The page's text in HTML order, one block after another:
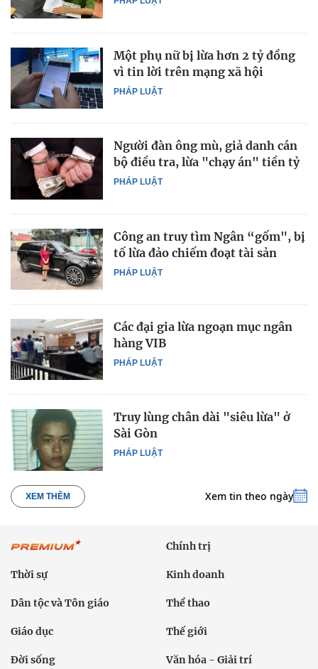
PHÁP LUẬT
Một phụ nữ bị lừa hơn 2 tỷ đồng
vì tin lời trên mạng xã hội
PHÁP LUẬT
Người đàn ông mù, giả danh cán
bộ điều tra, lừa "chạy án" tiền tỷ
PHÁP LUẬT
Công an truy tìm Ngân “gốm", bị
tố lừa đảo chiếm đoạt tài sản
PHÁP LUẬT
Các đại gia lừa ngoạn mục ngân
hàng VIB
PHÁP LUẬT
Truy lùng chân dài "siêu lừa" ở
Sài Gòn
XEM THÊM Xem tin theo ngày
Chính trị
Thời sự Kinh doanh
Dân tộc và Tôn giáo Thể thao
Giáo dục Thế giới
Đời sống Văn hóa - Giải trí